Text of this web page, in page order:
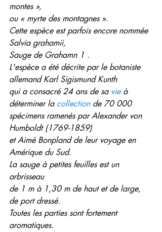
montes »,
ou « myrte des montagnes ».
Cette espèce est parfois encore nommée
Salvia grahamii,
Sauge de Grahamn 1 .
L'espèce a été décrite par le botaniste
allemand Karl Sigismund Kunth
qui a consacré 24 ans de sa vie à
déterminer la collection de 70 000
spécimens ramenés par Alexander von
Humboldt (1769-1859)
et Aimé Bonpland de leur voyage en
Amérique du Sud.
La sauge à petites feuilles est un
arbrisseau
de 1 m à 1,30 m de haut et de large,
de port dressé.
Toutes les parties sont fortement
aromatiques.